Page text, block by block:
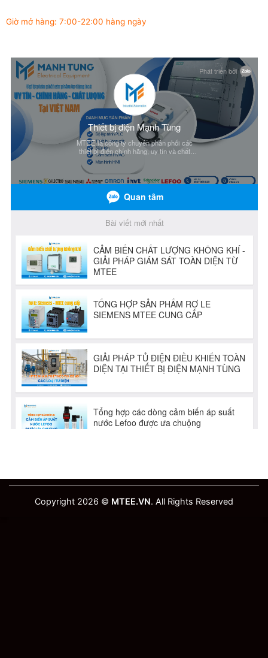
Giờ mở hàng: 7:00-22:00 hàng ngày
Copyright 2026 © MTEE.VN. All Rights Reserved